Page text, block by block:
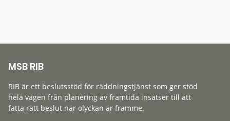
MSB RIB
RIB är ett beslutsstöd för räddningstjänst som ger stöd
hela vägen från planering av framtida insatser till att
fatta rätt beslut när olyckan är framme.